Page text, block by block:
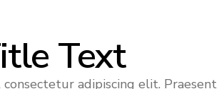
Text
adipiscing elit.